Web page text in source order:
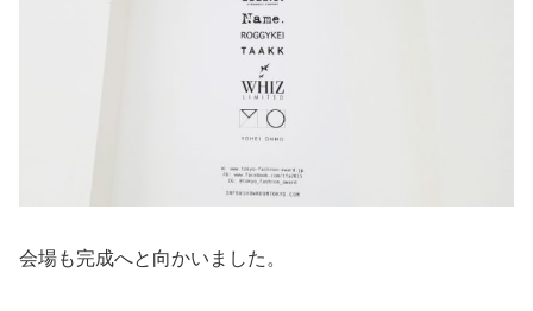
会場も完成へと向かいました。